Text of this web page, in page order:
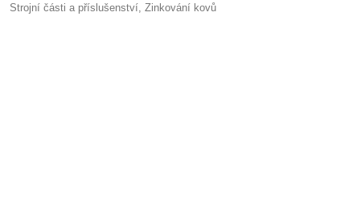
Strojní části a příslušenství
zinkování kovů